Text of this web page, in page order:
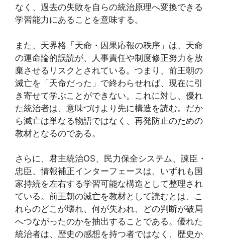
なく、過去の失敗を自らの統治原理へ変換できる
学習能力にあることを意味する。
また、天界格「天命・因果応報の秩序」は、天命
の運命論的誤読が、人事責任や制度修正努力を放
棄させるリスクとされている。つまり、前王朝の
滅亡を「天命だった」で終わらせれば、現在に引
き寄せて学ぶことができない。これに対し、優れ
た統治者は、意味づけより先に構造を読む。だか
ら滅亡は単なる物語ではなく、再発防止のための
教材となるのである。
さらに、君主統治OS、民力保全システム、諫臣・
忠臣、情報補正インターフェースは、いずれも国
家持続を左右する学習可能な構造として整理され
ている。前王朝の滅亡を教材として読むとは、こ
れらのどこが壊れ、何が失われ、どの判断が破局
へつながったのかを抽出することである。優れた
統治者は、歴史の感想を持つ者ではなく、歴史か